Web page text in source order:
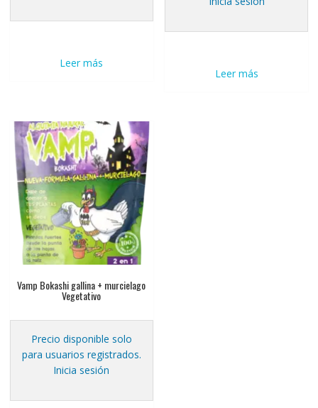
Leer más
Leer más
Vamp Bokashi gallina + murcielago
Vegetativo
Precio disponible solo
para usuarios registrados.
Inicia sesión